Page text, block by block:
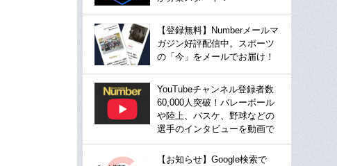
【登録無料】Numberメールマ
ガジン好評配信中。スポーツ
の「今」をメールでお届け！
YouTubeチャンネル登録者数
60,000人突破！バレーボール
や陸上、バスケ、野球などの
選手のインタビューを動画で
【お知らせ】Google検索で